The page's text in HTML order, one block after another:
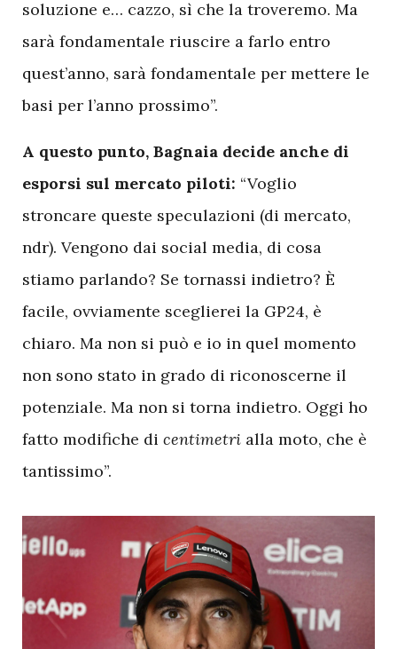
soluzione e… cazzo, sì che la troveremo. Ma
sarà fondamentale riuscire a farlo entro
quest’anno, sarà fondamentale per mettere le
basi per l’anno prossimo”.
A questo punto, Bagnaia decide anche di
esporsi sul mercato piloti: “Voglio
stroncare queste speculazioni (di mercato,
ndr). Vengono dai social media, di cosa
stiamo parlando? Se tornassi indietro? È
facile, ovviamente sceglierei la GP24, è
chiaro. Ma non si può e io in quel momento
non sono stato in grado di riconoscerne il
potenziale. Ma non si torna indietro. Oggi ho
fatto modifiche di centimetri alla moto, che è
tantissimo”.